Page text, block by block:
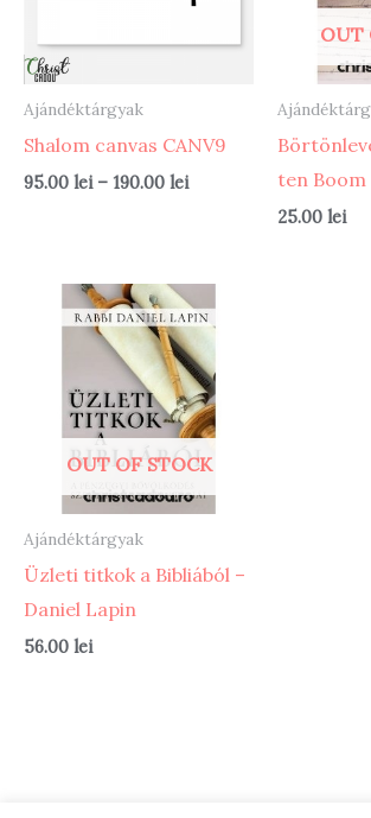
Ajándéktárgyak
Shalom canvas CANV9
95.00 lei – 190.00 leiÁrtartomány:
OUT
ten Boom
25.00 lei
OUT OF STOCK
Ajándéktárgyak
Üzleti titkok a Bibliából –
Daniel Lapin
56.00 lei